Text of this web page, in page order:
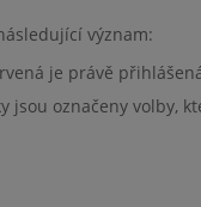
význam:
je právě
jsou označeny volby,